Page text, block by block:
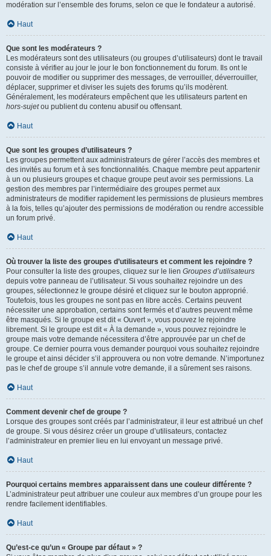
modération sur l’ensemble des forums, selon ce que le fondateur a autorisé.
Haut
Que sont les modérateurs ?
Les modérateurs sont des utilisateurs (ou groupes d’utilisateurs) dont le travail
consiste à vérifier au jour le jour le bon fonctionnement du forum. Ils ont le
pouvoir de modifier ou supprimer des messages, de verrouiller, déverrouiller,
déplacer, supprimer et diviser les sujets des forums qu’ils modèrent.
Généralement, les modérateurs empêchent que les utilisateurs partent en
hors-sujetou publient du contenu abusif ou offensant.
Haut
Que sont les groupes d’utilisateurs ?
Les groupes permettent aux administrateurs de gérer l’accès des membres et
des invités au forum et à ses fonctionnalités. Chaque membre peut appartenir
à un ou plusieurs groupes et chaque groupe peut avoir ses permissions. La
gestion des membres par l’intermédiaire des groupes permet aux
administrateurs de modifier rapidement les permissions de plusieurs membres
à la fois, telles qu’ajouter des permissions de modération ou rendre accessible
un forum privé.
Haut
Où trouver la liste des groupes d’utilisateurs et comment les rejoindre ?
Pour consulter la liste des groupes, cliquez sur le lien Groupes d’utilisateurs
depuis votre panneau de l’utilisateur. Si vous souhaitez rejoindre un des
groupes, sélectionnez le groupe désiré et cliquez sur le bouton approprié.
Toutefois, tous les groupes ne sont pas en libre accès. Certains peuvent
nécessiter une approbation, certains sont fermés et d’autres peuvent même
être masqués. Si le groupe est dit « Ouvert », vous pouvez le rejoindre
librement. Si le groupe est dit « À la demande », vous pouvez rejoindre le
groupe mais votre demande nécessitera d’être approuvée par un chef de
groupe. Ce dernier pourra vous demander pourquoi vous souhaitez rejoindre
le groupe et ainsi décider s’il approuvera ou non votre demande. N’importunez
pas le chef de groupe s’il annule votre demande, il a sûrement ses raisons.
Haut
Comment devenir chef de groupe ?
Lorsque des groupes sont créés par l’administrateur, il leur est attribué un chef
de groupe. Si vous désirez créer un groupe d’utilisateurs, contactez
l’administrateur en premier lieu en lui envoyant un message privé.
Haut
Pourquoi certains membres apparaissent dans une couleur différente ?
L’administrateur peut attribuer une couleur aux membres d’un groupe pour les
rendre facilement identifiables.
Haut
Qu’est-ce qu’un « Groupe par défaut » ?